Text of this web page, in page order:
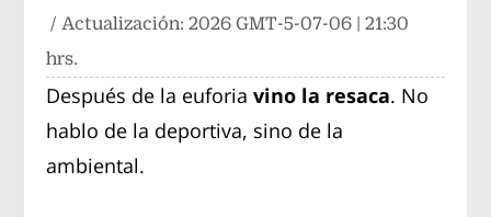
/ Actualización:2026 GMT-5-07-06 | 21:30
hrs.
Después de la euforiavino la resaca. No
hablo de la deportiva, sino de la
ambiental.